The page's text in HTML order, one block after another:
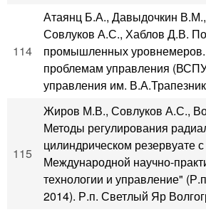
114
Атаянц Б.А., Давыдочкин
Совлуков А.С., Хаблов Д.В.
промышленных уровнемеров.
проблемам управления
управления им.
115
Жиров М.В., Совлуков А.С.,
Методы регулирования
цилиндрическом резервуате
Международной научно-
технологии и управление"
2014). Р.п. Светлый Яр